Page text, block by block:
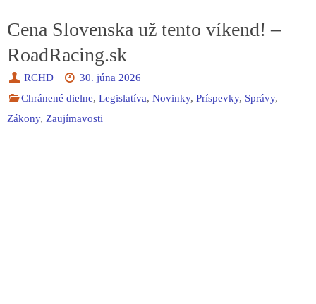
Cena Slovenska už tento víkend! –
RoadRacing.sk
RCHD
30. júna 2026
Chránené dielne,Legislatíva,Novinky,Príspevky, Správy,
Zákony, Zaujímavosti